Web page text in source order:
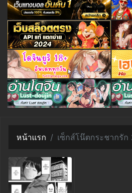
หน้าแรก เซ็กส์โน๊ตกระชากรัก